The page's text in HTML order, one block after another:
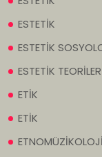
ESTETİK
ESTETİK
ESTETİK TEORİLER
ETİK
ETİK
ETNOMÜZİKOLOJİ